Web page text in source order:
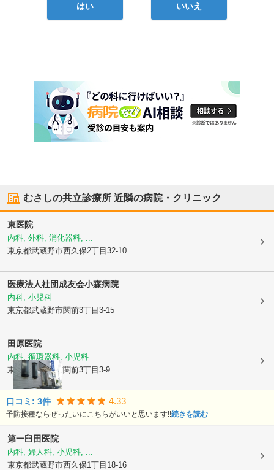
はい いいえ
むさしの共立診療所 近隣の病院・クリニック
東医院
内科, 外科, 消化器科, ...
東京都武蔵野市西久保2丁目32-10
医療法人社団成友会小森病院
内科, 小児科
東京都武蔵野市関前3丁目3-15
田原医院
内科, 循環器科, 小児科
東京都武蔵野市関前3丁目3-9
口コミ: 3件 4.33
予防接種ならぜったいにこちらがいいと思います!!続きを読む
第一臼田医院
内科, 婦人科, 小児科, ...
東京都武蔵野市西久保1丁目18-16